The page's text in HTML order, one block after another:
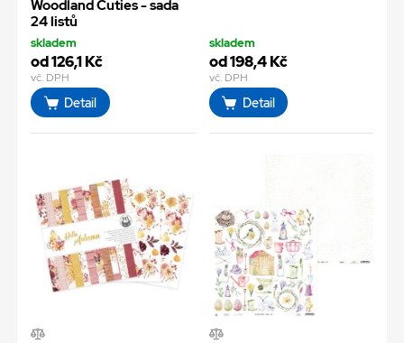
Woodland Cuties - sada
24 listů
skladem
od 126,1 Kč
vč. DPH
Detail
skladem
od 198,4 Kč
vč. DPH
Detail